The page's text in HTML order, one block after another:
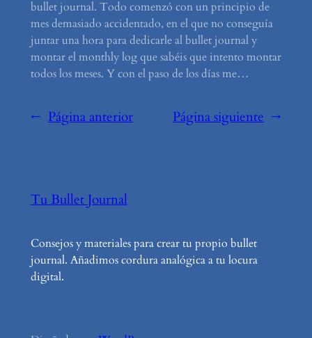
bullet journal. Todo comenzó con un principio de
mes demasiado accidentado, en el que no conseguía
juntar una hora para dedicarle al bullet journal y
montar el monthly log que sabéis que intento montar
todos los meses. Y con el paso de los días me…
← Página anterior Página siguiente →
Tu Bullet Journal
Consejos y materiales para crear tu propio bullet
journal. Añadimos cordura analógica a tu locura
digital.